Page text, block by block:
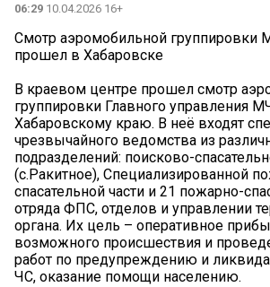
06:29 10.04.2026 16+
Смотр аэромобильной группировки
прошел в Хабаровске
В краевом центре прошел смотр
группировки Главного управления
Хабаровскому краю. В неё входят
чрезвычайного ведомства из
подразделений: поисково-
(с.Ракитное), Специализированной
спасательной части и 21 пожарно-
отряда ФПС, отделов и управлении
органа. Их цель – оперативное
возможного происшествия и
работ по предупреждению и
ЧС, оказание помощи населению.